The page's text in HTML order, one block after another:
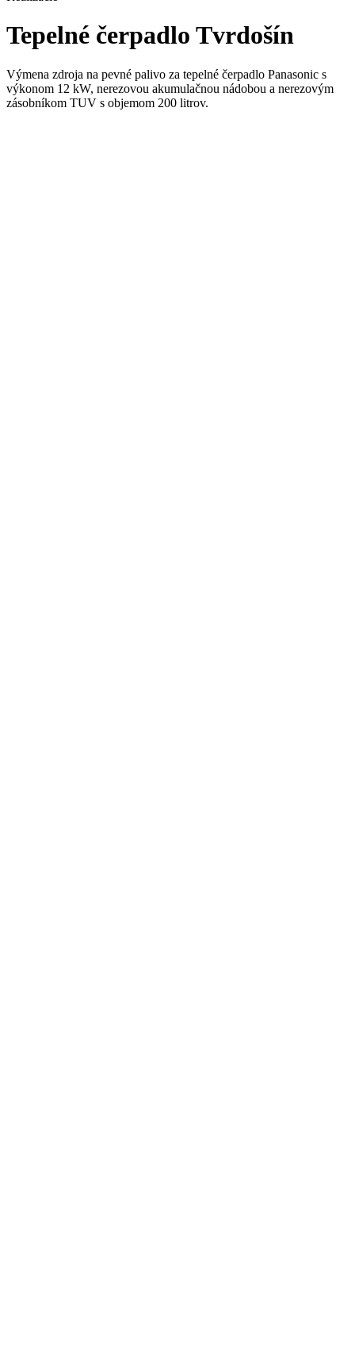
Tepelné čerpadlo Tvrdošín
Výmena zdroja na pevné palivo za tepelné čerpadlo Panasonic s
výkonom 12 kW, nerezovou akumulačnou nádobou a nerezovým
zásobníkom TUV s objemom 200 litrov.